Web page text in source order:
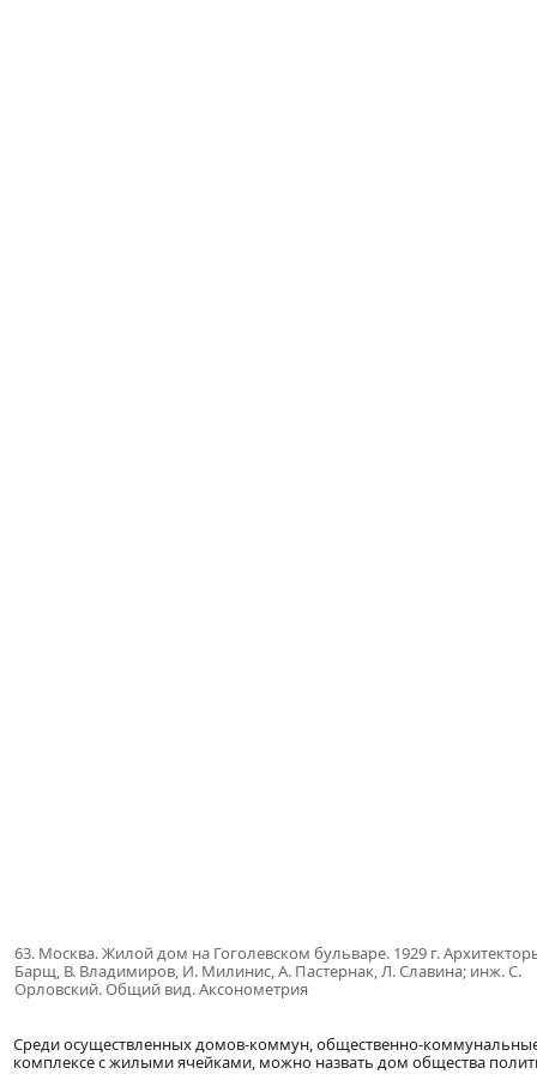
63. Москва. Жилой дом на Гоголевском бульваре. 1929 г.
Барщ, В. Владимиров, И. Милинис, А. Пастернак, Л. Славина; инж. С.
Орловский. Общий вид. Аксонометрия
Среди осуществленных домов-коммун, общественно-
комплексе с жилыми ячейками, можно назвать дом общества